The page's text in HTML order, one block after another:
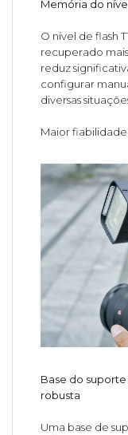
Memória do
O nível de flash
recuperado
reduz
configurar
diversas
Maior
Base do
robusta
Uma base de